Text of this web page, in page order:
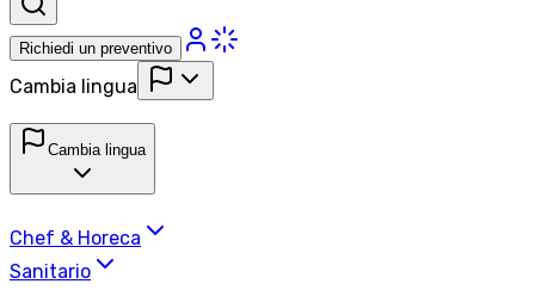
Richiedi un preventivo
Cambia lingua
Cambia lingua
Chef & Horeca
Sanitario